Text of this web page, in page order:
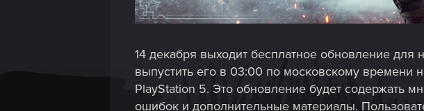
14 декабря выходит бесплатное обновление
выпустить его в 03:00 по московскому
PlayStation 5. Это обновление будет содержать
ошибок и дополнительные материалы.